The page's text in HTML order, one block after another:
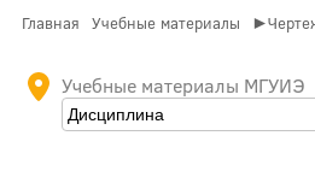
Главная Учебные материалы
Учебные материалы МГУИЭ